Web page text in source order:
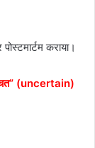
कराया।
(uncertain)